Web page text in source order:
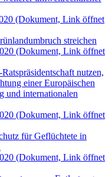
(Dokument, Link öffnet
streichen
(Dokument, Link öffnet
nutzen,
einer Europäischen
und internationalen
(Dokument, Link öffnet
für Geflüchtete in
(Dokument, Link öffnet